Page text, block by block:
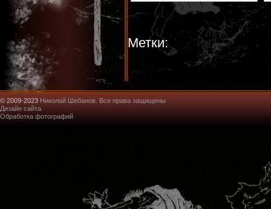
Метки:
© 2009-2023 Николай Шебанов. Все права защищены
Дизайн сайта
Обработка фотографий